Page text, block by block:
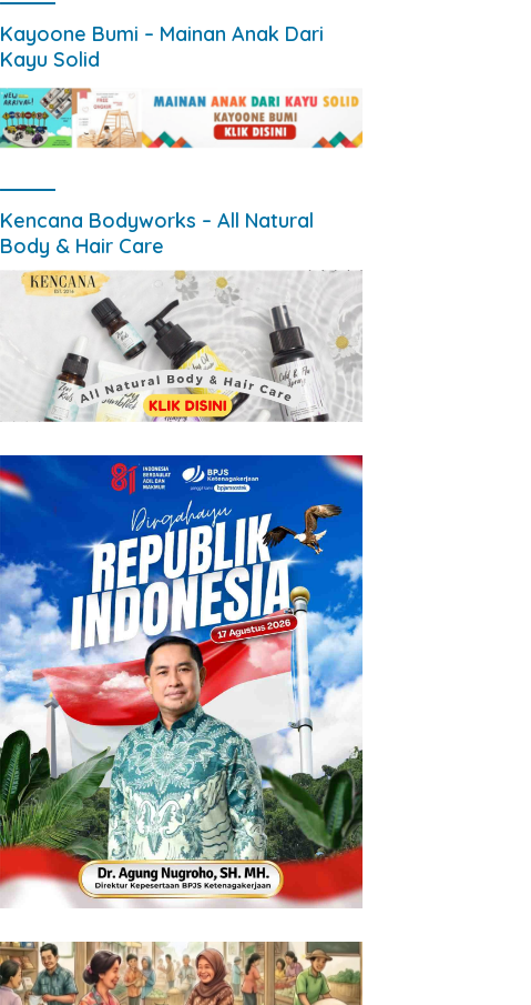
Kayoone Bumi – Mainan Anak Dari
Kayu Solid
Kencana Bodyworks – All Natural
Body & Hair Care